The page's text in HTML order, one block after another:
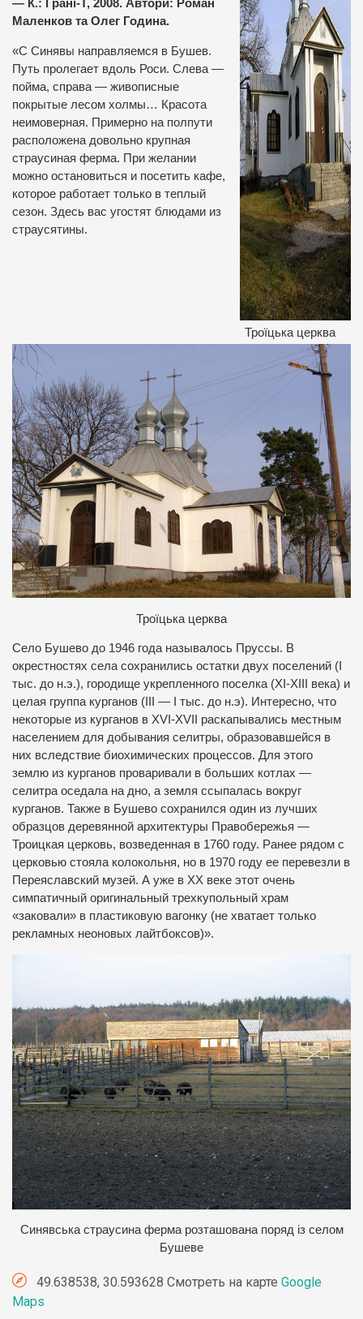
Троїцька церква
— К.: Грані-Т, 2008. Автори: Роман
Маленков та Олег Година.
«С Синявы направляемся в Бушев.
Путь пролегает вдоль Роси. Слева —
пойма, справа — живописные
покрытые лесом холмы… Красота
неимоверная. Примерно на полпути
расположена довольно крупная
страусиная ферма. При желании
можно остановиться и посетить кафе,
которое работает только в теплый
сезон. Здесь вас угостят блюдами из
страусятины.
Троїцька церква
Село Бушево до 1946 года называлось Пруссы. В
окрестностях села сохранились остатки двух поселений (I
тыс. до н.э.), городище укрепленного поселка (ХI-ХIII века) и
целая группа курганов (III — I тыс. до н.э). Интересно, что
некоторые из курганов в ХVI-ХVII раскапывались местным
населением для добывания селитры, образовавшейся в
них вследствие биохимических процессов. Для этого
землю из курганов проваривали в больших котлах —
селитра оседала на дно, а земля ссыпалась вокруг
курганов. Также в Бушево сохранился один из лучших
образцов деревянной архитектуры Правобережья —
Троицкая церковь, возведенная в 1760 году. Ранее рядом с
церковью стояла колокольня, но в 1970 году ее перевезли в
Переяславский музей. А уже в ХХ веке этот очень
симпатичный оригинальный трехкупольный храм
«заковали» в пластиковую вагонку (не хватает только
рекламных неоновых лайтбоксов)».
Синявська страусина ферма розташована поряд із селом
Бушеве
49.638538, 30.593628 Смотреть на карте Google
Maps